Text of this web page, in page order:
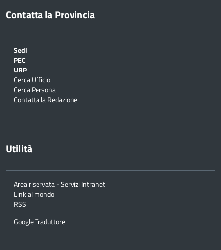
Contatta la Provincia
Sedi
PEC
URP
Cerca Ufficio
Cerca Persona
Contatta la Redazione
Utilità
Area riservata - Servizi Intranet
Link al mondo
RSS
Google Traduttore